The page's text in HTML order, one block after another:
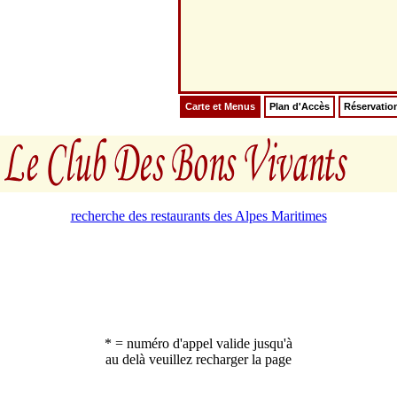
Carte et Menus Plan d'Accès
recherche des restaurants des Alpes Maritimes
* = numéro d'appel valide jusqu'à
au delà veuillez recharger la page